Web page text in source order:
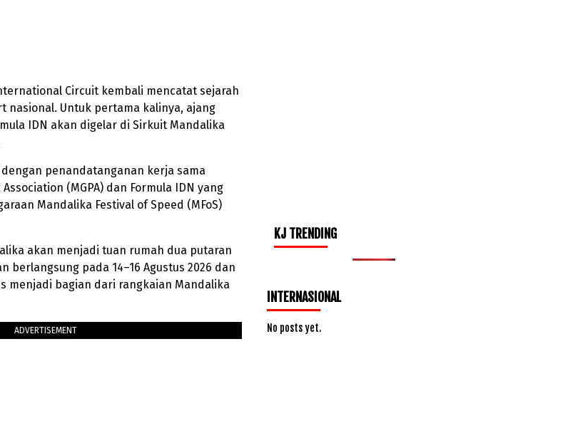
Circuit kembali mencatat sejarah
nasional. Untuk pertama kalinya, ajang
IDN akan digelar di Sirkuit Mandalika
penandatanganan kerja sama
(MGPA) dan Formula IDN yang
Mandalika Festival of Speed (MFoS)
akan menjadi tuan rumah dua putaran
berlangsung pada 14–16 Agustus 2026 dan
menjadi bagian dari rangkaian Mandalika
ADVERTISEMENT
KJ TRENDING
INTERNASIONAL
No posts yet.